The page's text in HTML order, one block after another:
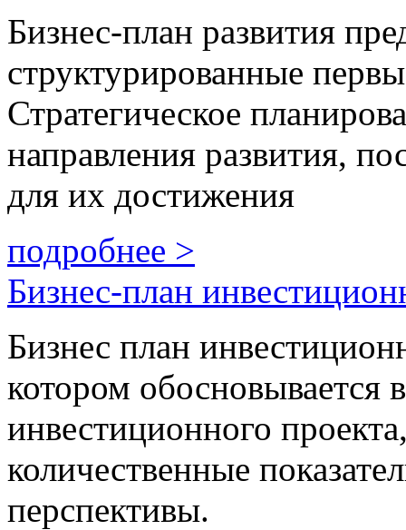
Бизнес-план развития
структурированные
Стратегическое
направления развития,
для их достижения
подробнее >
Бизнес-план
Бизнес план
котором обосновывается
инвестиционного
количественные
перспективы.